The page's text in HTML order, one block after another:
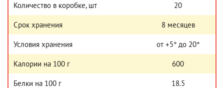
Количество в коробке, шт 20
Срок хранения 8 месяцев
Условия хранения от +5° до 20°
Калории на 100 г 600
Белки на 100 г 18.5